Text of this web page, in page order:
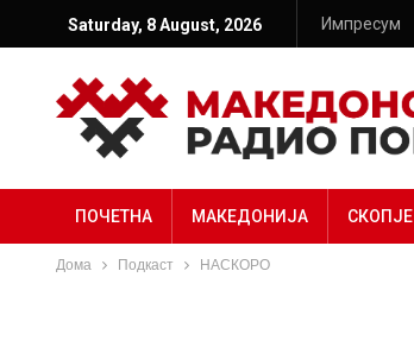
Saturday, 8 August, 2026 Импресум
ПОЧЕТНА МАКЕДОНИЈА СКОПЈЕ
Дома Подкаст НАСКОРО